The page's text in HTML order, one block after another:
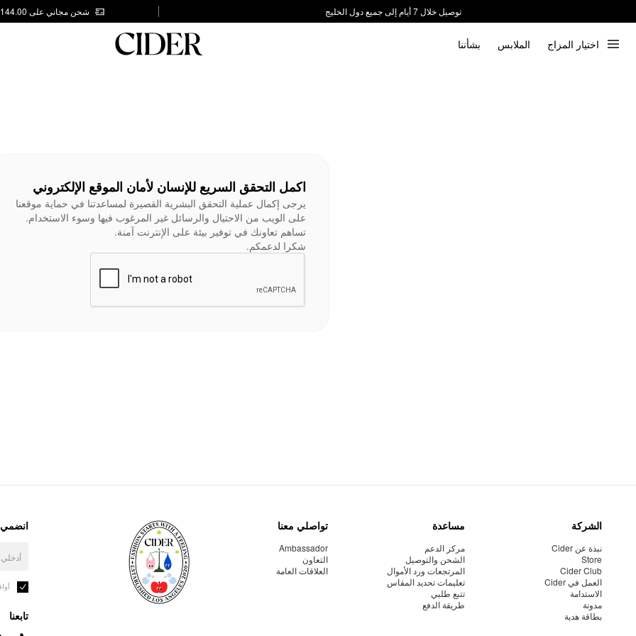
توصيل خلال 7 أيام إلى جميع دول الخليج
شحن مجاني على AED 144.00
اختيار المزاج الملابس بشأننا
اكمل التحقق السريع للإنسان لأمان الموقع الإلكتروني
يرجى إكمال عملية التحقق البشرية القصيرة لمساعدتنا في حماية موقعنا
على الويب من الاحتيال والرسائل غير المرغوب فيها وسوء الاستخدام.
تساهم تعاونك في توفير بيئة على الإنترنت آمنة.
شكرا لدعمكم.
الشركة
نبذة عن Cider
Store
Cider Club
العمل في Cider
الاستدامة
مدونة
بطاقة هدية
مساعدة
مركز الدعم
الشحن والتوصيل
المرتجعات ورد الأموال
تعليمات تحديد المقاس
تتبع طلبي
طريقة الدفع
تواصلي معنا
Ambassador
التعاون
العلاقات العامة
انضمي
تابعنا